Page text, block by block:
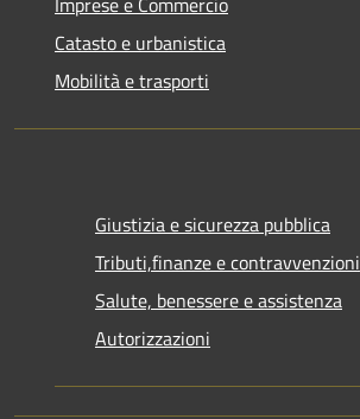
Catasto e urbanistica
Mobilità e trasporti
Giustizia e sicurezza pubblica
Tributi,finanze e contravvenzioni
Salute, benessere e assistenza
Autorizzazioni